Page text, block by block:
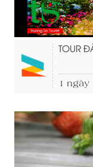
TOUR
1 ngày